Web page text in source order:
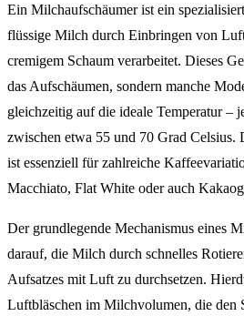
Ein Milchaufschäumer ist ein
flüssige Milch durch Einbringen von
cremigem Schaum verarbeitet. Dieses
das Aufschäumen, sondern manche
gleichzeitig auf die ideale Temperatur –
zwischen etwa 55 und 70 Grad Celsius.
ist essenziell für zahlreiche
Macchiato, Flat White oder auch
Der grundlegende Mechanismus eines
darauf, die Milch durch schnelles
Aufsatzes mit Luft zu durchsetzen.
Luftbläschen im Milchvolumen, die den